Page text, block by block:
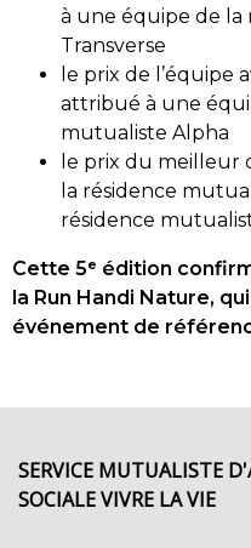
à une équipe de la
Transverse
le prix de l’équipe
attribué à une
mutualiste Alpha
le prix du meilleur
la résidence
résidence
Cette 5ᵉ édition
la Run Handi Nature,
événement de
SERVICE MUTUALISTE
SOCIALE VIVRE LA VIE